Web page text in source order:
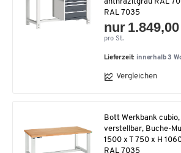
RAL 7035
nur 1.849,00
pro St.
Lieferzeit: innerhalb 3
Vergleichen
Bott Werkbank
verstellbar, Buche-
1500 x T 750 x H
RAL 7035